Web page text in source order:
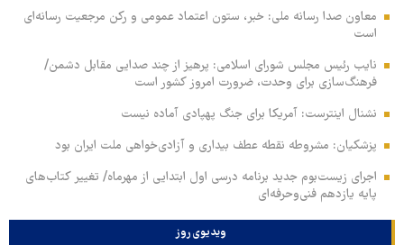
معاون صدا رسانه ملی: خبر، ستون اعتماد عمومی و رکن مرجعیت رسانه‌ای
است
نایب رئیس مجلس شورای اسلامی: پرهیز از چند صدایی مقابل دشمن/
فرهنگ‌سازی برای وحدت، ضرورت امروز کشور است
نشنال اینترست: آمریکا برای جنگ پهپادی آماده نیست
پزشکیان: مشروطه نقطه عطف بیداری و آزادی‌خواهی ملت ایران بود
اجرای زیست‌بوم جدید برنامه درسی اول ابتدایی از مهرماه/ تغییر کتاب‌های
پایه یازدهم فنی‌وحرفه‌ای
ویدیوی روز